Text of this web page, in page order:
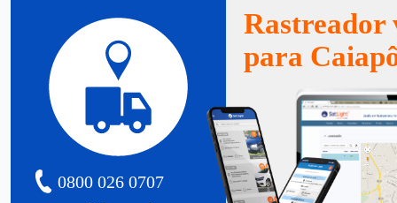
0800 026 0707
Rastreador
para